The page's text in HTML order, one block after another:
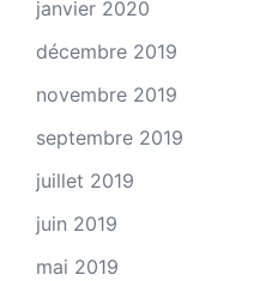
janvier 2020
décembre 2019
novembre 2019
septembre 2019
juillet 2019
juin 2019
mai 2019